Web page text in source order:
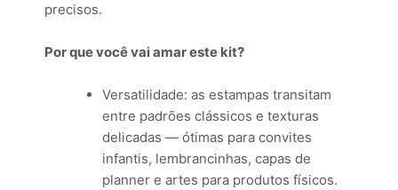
precisos.
Por que você vai amar este kit?
Versatilidade: as estampas transitam
entre padrões clássicos e texturas
delicadas — ótimas para convites
infantis, lembrancinhas, capas de
planner e artes para produtos físicos.